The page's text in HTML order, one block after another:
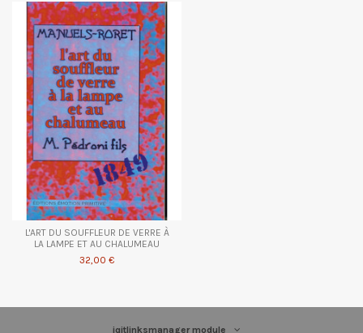
L'ART DU SOUFFLEUR DE VERRE À
LA LAMPE ET AU CHALUMEAU
32,00 €
iqitlinksmanager module